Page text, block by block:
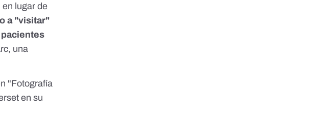
lugar de
a "visitar"
una
"Fotografía
en su